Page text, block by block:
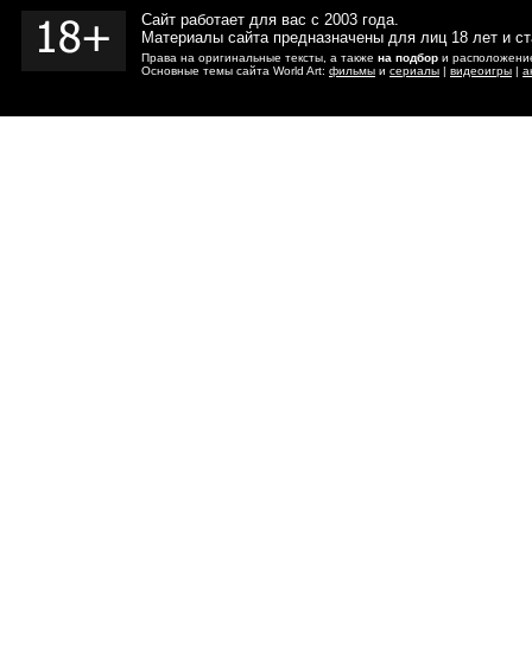
Сайт работает для вас с 2003 года.
Материалы сайта предназначены для лиц 18 лет и
Права на оригинальные тексты, а также на подбор и
Основные темы сайта World Art: фильмы и сериалы | видеоигры |